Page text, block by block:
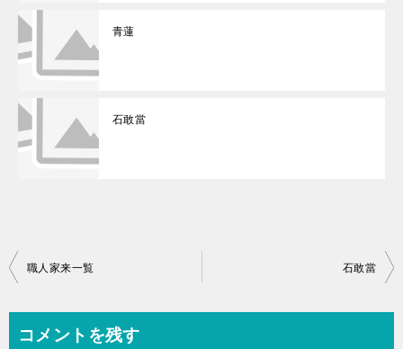
青蓮
石敢當
投
職人家来一覧 石敢當
コメントを残す